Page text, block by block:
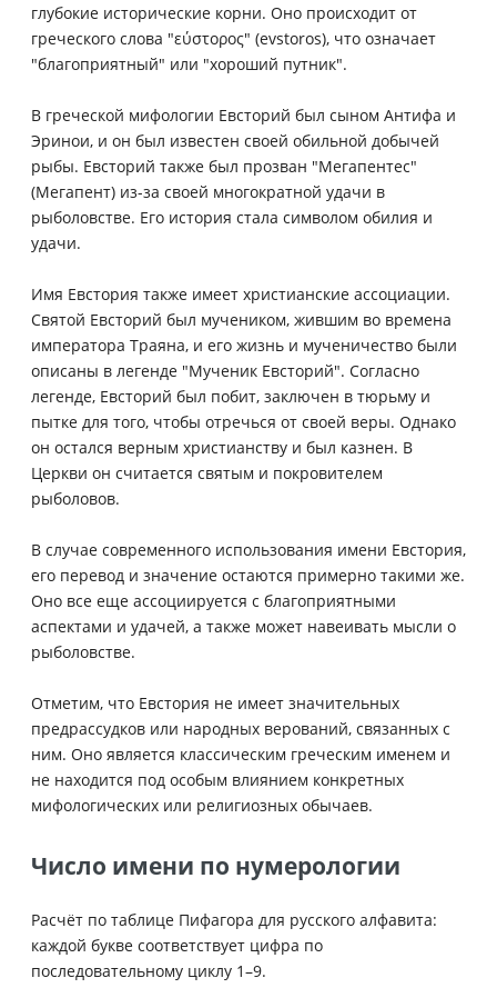
глубокие исторические корни. Оно происходит от
греческого слова "εύστορος" (evstoros), что означает
"благоприятный" или "хороший путник".
В греческой мифологии Евсторий был сыном Антифа и
Эринои, и он был известен своей обильной добычей
рыбы. Евсторий также был прозван "Мегапентес"
(Мегапент) из-за своей многократной удачи в
рыболовстве. Его история стала символом обилия и
удачи.
Имя Евстория также имеет христианские ассоциации.
Святой Евсторий был мучеником, жившим во времена
императора Траяна, и его жизнь и мученичество были
описаны в легенде "Мученик Евсторий". Согласно
легенде, Евсторий был побит, заключен в тюрьму и
пытке для того, чтобы отречься от своей веры. Однако
он остался верным христианству и был казнен. В
Церкви он считается святым и покровителем
рыболовов.
В случае современного использования имени Евстория,
его перевод и значение остаются примерно такими же.
Оно все еще ассоциируется с благоприятными
аспектами и удачей, а также может навеивать мысли о
рыболовстве.
Отметим, что Евстория не имеет значительных
предрассудков или народных верований, связанных с
ним. Оно является классическим греческим именем и
не находится под особым влиянием конкретных
мифологических или религиозных обычаев.
Число имени по нумерологии
Расчёт по таблице Пифагора для русского алфавита:
каждой букве соответствует цифра по
последовательному циклу 1–9.